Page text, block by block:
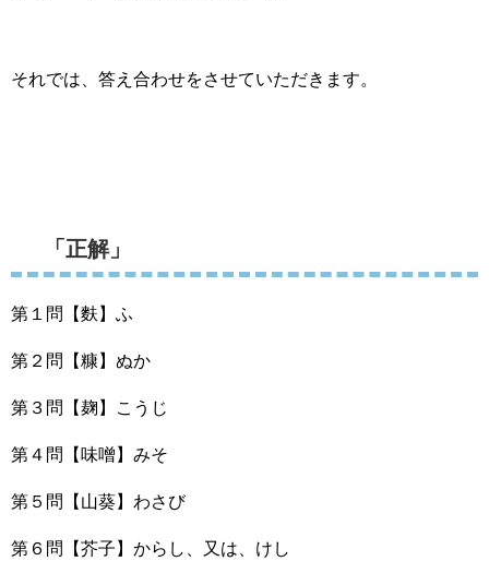
それでは、答え合わせをさせていただきます。
「正解」
第１問【麩】ふ
第２問【糠】ぬか
第３問【麹】こうじ
第４問【味噌】みそ
第５問【山葵】わさび
第６問【芥子】からし、又は、けし